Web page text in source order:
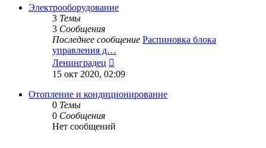
сообщению
Электрооборудование
3 Темы
3 Сообщения
Последнее сообщение Распиновка блока
управления д…
Ленинградец
к
сообщению
15 окт 2020, 02:09
Отопление и кондиционирование
0 Темы
0 Сообщения
Нет сообщений